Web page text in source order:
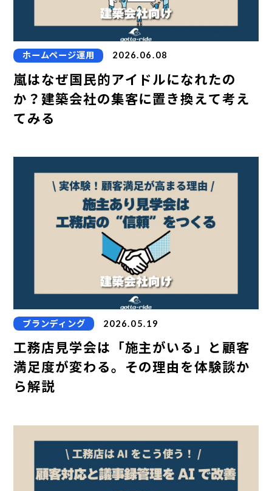
ホームページ運用 2026.06.08
嵐はなぜ国民的アイドルになれたの
か？建築会社の集客に置き換えて考え
てみる
ブランディング 2026.05.19
工務店見学会は「施主がいる」と顧客
満足度が変わる。その理由を体験談か
ら解説